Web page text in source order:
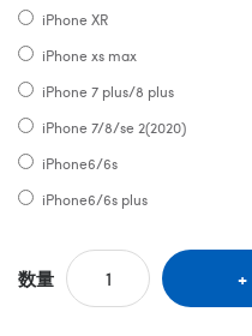
iPhone XR
iPhone xs max
iPhone 7 plus/8 plus
iPhone 7/8/se 2(2020)
iPhone6/6s
iPhone6/6s plus
数量